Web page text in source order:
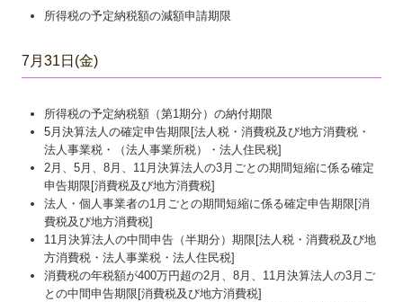
経営革新等支援機関とは
経営改善計画の策定支援
患者志向の病医院経営
社会福祉法人経営指標
FX4クラウド(社福)
所得税の予定納税額の減額申請期限
7月31日(金)
所得税の予定納税額（第1期分）の納付期限
5月決算法人の確定申告期限[法人税・消費税及び地方消費税・
法人事業税・（法人事業所税）・法人住民税]
2月、5月、8月、11月決算法人の3月ごとの期間短縮に係る確定
申告期限[消費税及び地方消費税]
法人・個人事業者の1月ごとの期間短縮に係る確定申告期限[消
費税及び地方消費税]
11月決算法人の中間申告（半期分）期限[法人税・消費税及び地
方消費税・法人事業税・法人住民税]
消費税の年税額が400万円超の2月、8月、11月決算法人の3月ご
との中間申告期限[消費税及び地方消費税]